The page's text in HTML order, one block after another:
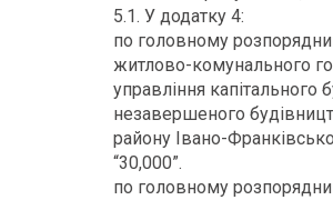
5.1. У додатку 4:
по головному
житлово-комунального
управління капітального
незавершеного
району Івано-
“30,000”.
по головному